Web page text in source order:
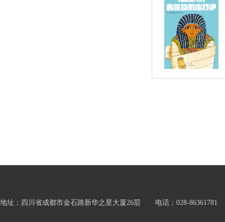
地址：四川省成都市金石路新华之星大厦26层 电话：028-86361781